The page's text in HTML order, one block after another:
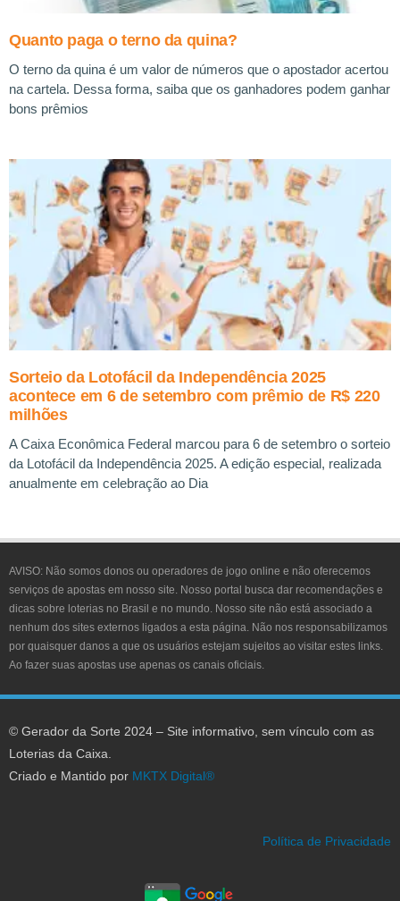
Quanto paga o terno da quina?
O terno da quina é um valor de números que o apostador acertou
na cartela. Dessa forma, saiba que os ganhadores podem ganhar
bons prêmios
Sorteio da Lotofácil da Independência 2025
acontece em 6 de setembro com prêmio de R$ 220
milhões
A Caixa Econômica Federal marcou para 6 de setembro o sorteio
da Lotofácil da Independência 2025. A edição especial, realizada
anualmente em celebração ao Dia
AVISO: Não somos donos ou operadores de jogo online e não oferecemos
serviços de apostas em nosso site. Nosso portal busca dar recomendações e
dicas sobre loterias no Brasil e no mundo. Nosso site não está associado a
nenhum dos sites externos ligados a esta página. Não nos responsabilizamos
por quaisquer danos a que os usuários estejam sujeitos ao visitar estes links.
Ao fazer suas apostas use apenas os canais oficiais.
© Gerador da Sorte 2024 – Site informativo, sem vínculo com as
Loterias da Caixa.
Criado e Mantido por MKTX Digital®
Política de Privacidade